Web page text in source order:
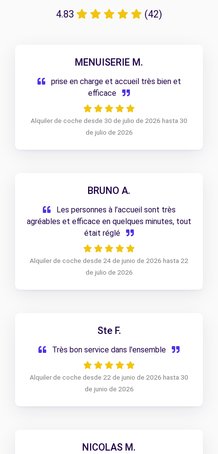
4.83 (42)
MENUISERIE M.
prise en charge et accueil très bien et
efficace
Alquiler de coche desde 30 de julio de 2026 hasta 30
de julio de 2026
BRUNO A.
Les personnes à l’accueil sont très
agréables et efficace en quelques minutes, tout
était réglé
Alquiler de coche desde 24 de junio de 2026 hasta 22
de julio de 2026
Ste F.
Très bon service dans l'ensemble
Alquiler de coche desde 22 de junio de 2026 hasta 30
de junio de 2026
NICOLAS M.